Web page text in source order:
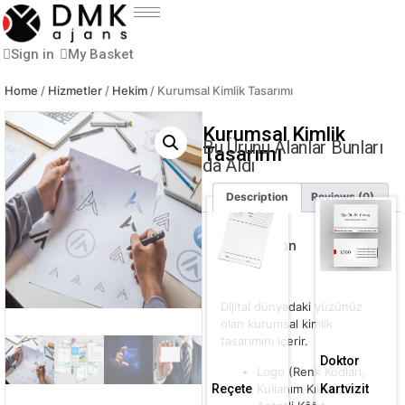
Sign in My Basket
Home / Hizmetler / Hekim / Kurumsal Kimlik Tasarımı
Kurumsal Kimlik
Tasarımı
Description Reviews (0)
Description
Dijital dünyadaki yüzünüz
olan kurumsal kimlik
tasarımını içerir.
Logo (Renk Kodları,
Kullanım Kılavuzu)
Bu Ürünü Alanlar Bunları
da Aldı
Reçete
Doktor
Kartvizit